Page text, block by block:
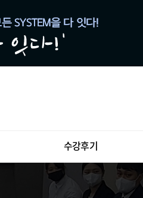
수강후기